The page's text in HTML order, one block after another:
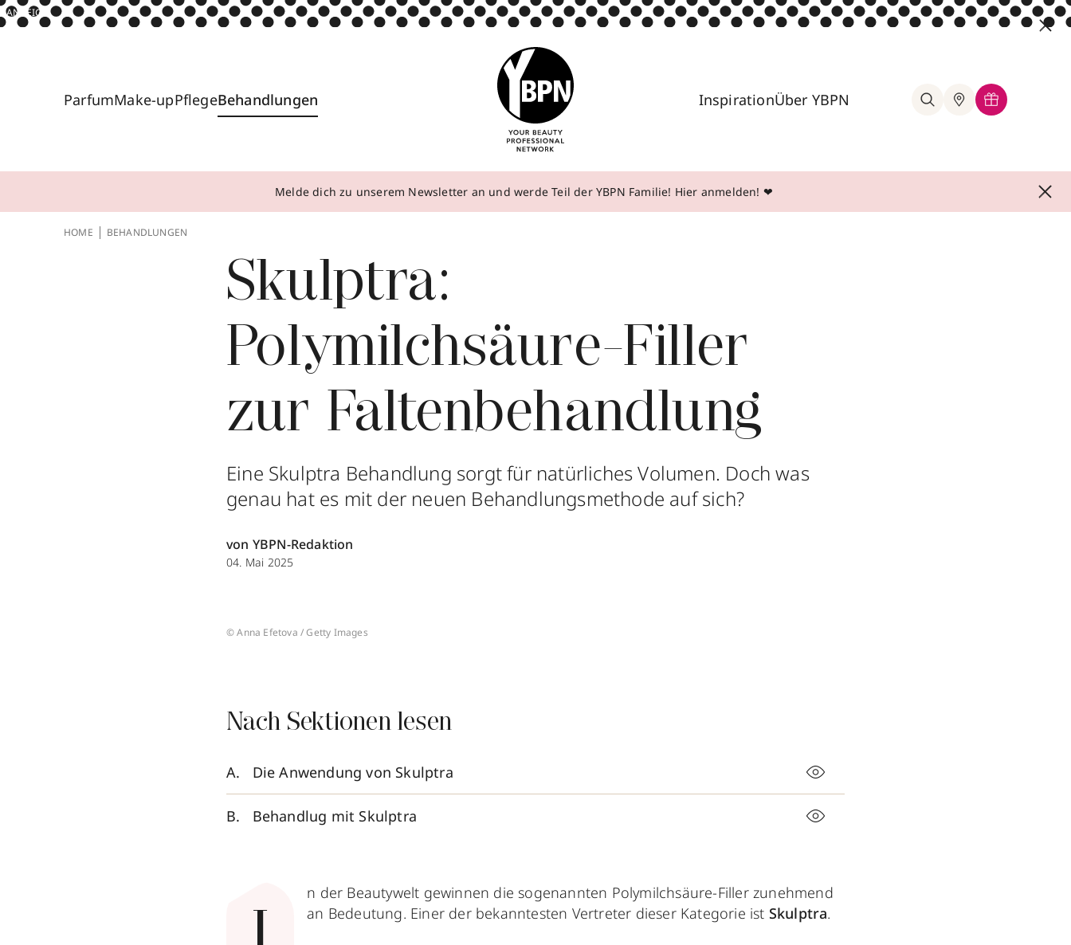
ANZEIGE
ParfumMake-upPflegeBehandlungen InspirationÜber YBPN
Melde dich zu unserem Newsletter an und werde Teil der YBPN Familie! Hier anmelden! ❤
HOME BEHANDLUNGEN
Skulptra:
Polymilchsäure-Filler
zur Faltenbehandlung
Eine Skulptra Behandlung sorgt für natürliches Volumen. Doch was
genau hat es mit der neuen Behandlungsmethode auf sich?
von YBPN-Redaktion
04. Mai 2025
© Anna Efetova / Getty Images
Nach Sektionen lesen
Die Anwendung von Skulptra
Behandlug mit Skulptra
n der Beautywelt gewinnen die sogenannten Polymilchsäure-Filler zunehmend
an Bedeutung. Einer der bekanntesten Vertreter dieser Kategorie ist Skulptra.